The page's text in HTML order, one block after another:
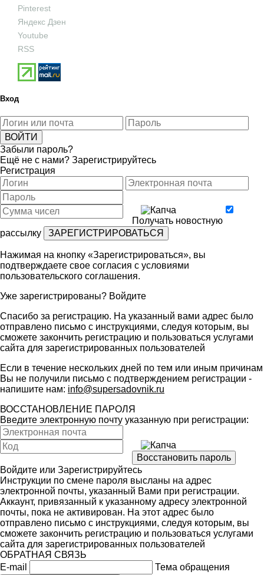
Pinterest
Яндекс Дзен
Youtube
RSS
Вход
Забыли пароль?
Ещё не с нами? Зарегистрируйтесь
Регистрация
Получать новостную
рассылку
Нажимая на кнопку «Зарегистрироваться», вы
подтверждаете свое согласия с условиями
пользовательского соглашения.
Уже зарегистрированы? Войдите
Спасибо за регистрацию. На указанный вами адрес было
отправлено письмо с инструкциями, следуя которым, вы
сможете закончить регистрацию и пользоваться услугами
сайта для зарегистрированных пользователей
Если в течение нескольких дней по тем или иным причинам
Вы не получили письмо с подтверждением регистрации -
напишите нам: info@supersadovnik.ru
ВОССТАНОВЛЕНИЕ ПАРОЛЯ
Введите электронную почту указанную при регистрации:
Войдите или Зарегистрируйтесь
Инструкции по смене пароля высланы на адрес
электронной почты, указанный Вами при регистрации.
Аккаунт, привязанный к указанному адресу электронной
почты, пока не активирован. На этот адрес было
отправлено письмо с инструкциями, следуя которым, вы
сможете закончить регистрацию и пользоваться услугами
сайта для зарегистрированных пользователей
ОБРАТНАЯ СВЯЗЬ
E-mail
Тема обращения